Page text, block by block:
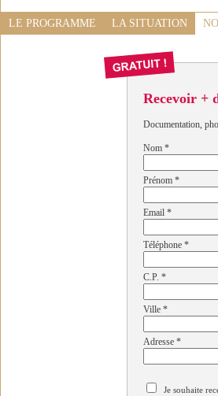
LE PROGRAMME LA SITUATION
Recevoir +
Documentation,
Nom *
Prénom *
Email *
Téléphone *
C.P. *
Ville *
Adresse *
Je souhaite